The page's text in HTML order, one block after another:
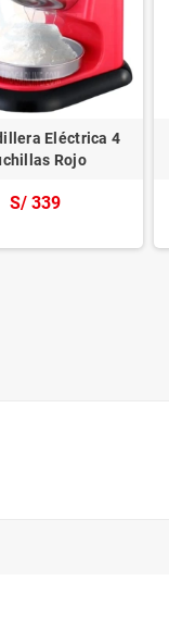
Eléctrica 4
Rojo
S/ 339